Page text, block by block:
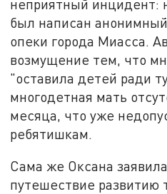
неприятный инцидент:
был написан
опеки города Миасса.
возмущение тем, что
"оставила детей ради
многодетная мать
месяца, что уже
ребятишкам.
Сама же Оксана
путешествие развитию